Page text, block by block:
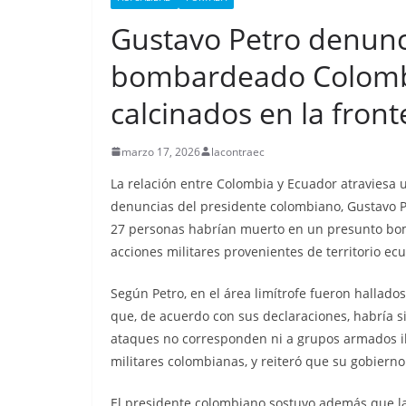
Gustavo Petro
bombardeado
calcinados en la
marzo 17, 2026 lacontraec
La relación entre Colombia y Ecuador
denuncias del presidente colombiano, Gustavo
27 personas habrían muerto en un presunto
acciones militares provenientes de territorio
Según Petro, en el área limítrofe fueron
que, de acuerdo con sus declaraciones, habría
ataques no corresponden ni a grupos
militares colombianas, y reiteró que su
El presidente colombiano sostuvo además que
de Esmeraldas,
militarizada,
menos 13
libertad
septiembre 25, 2025